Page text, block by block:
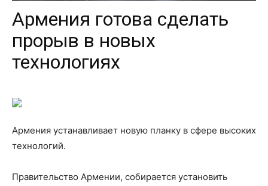
Армения готова сделать
прорыв в новых
технологиях
Армения устанавливает новую планку в сфере высоких
технологий.
Правительство Армении, собирается установить